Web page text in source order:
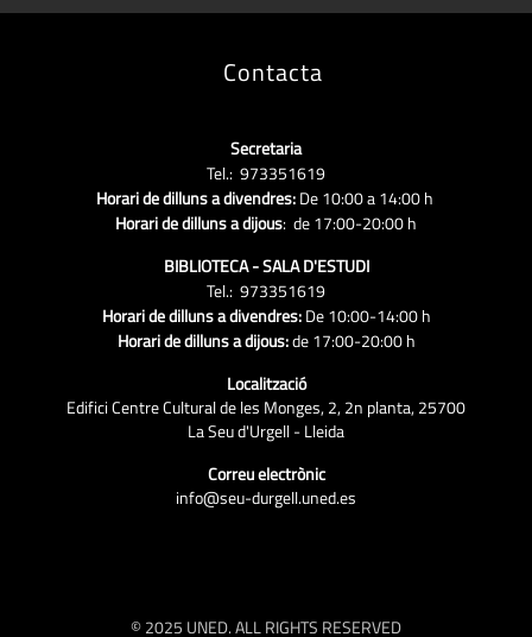
Contacta
Secretaria
Tel.: 973351619
Horari de dilluns a divendres:De 10:00 a 14:00 h
Horari de dilluns a dijous: de 17:00-20:00 h
BIBLIOTECA - SALA D'ESTUDI
Tel.: 973351619
Horari de dilluns a divendres:De 10:00-14:00 h
Horari de dilluns a dijous:de 17:00-20:00 h
Localització
Edifici Centre Cultural de les Monges, 2, 2n planta, 25700
La Seu d'Urgell - Lleida
Correu electrònic
info@seu-durgell.uned.es
© 2025 UNED. ALL RIGHTS RESERVED